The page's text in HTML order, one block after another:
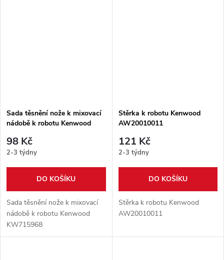
Sada těsnění nože k mixovací
nádobě k robotu Kenwood
98 Kč
2-3 týdny
DO KOŠÍKU
Sada těsnění nože k mixovací
nádobě k robotu Kenwood
KW715968
Stěrka k robotu Kenwood
AW20010011
121 Kč
2-3 týdny
DO KOŠÍKU
Stěrka k robotu Kenwood
AW20010011